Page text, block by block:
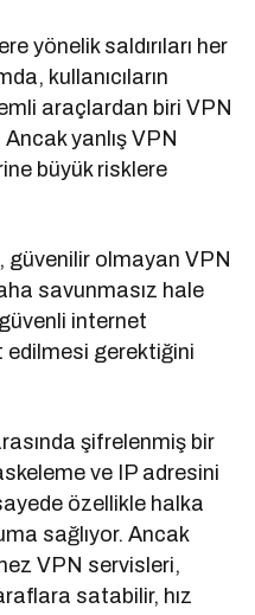
yönelik saldırıları her
kullanıcıların
araçlardan biri VPN
yanlış VPN
büyük risklere
güvenilir olmayan VPN
savunmasız hale
internet
edilmesi gerektiğini
şifrelenmiş bir
ve IP adresini
özellikle halka
sağlıyor. Ancak
VPN servisleri,
satabilir, hız